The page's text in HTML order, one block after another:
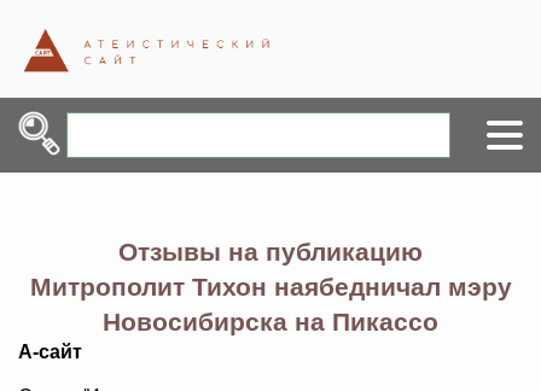
Отзывы на публикацию
Митрополит Тихон наябедничал мэру
Новосибирска на Пикассо
А-сайт